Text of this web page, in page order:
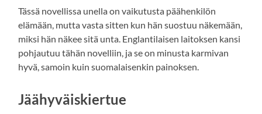
Tässä novellissa unella on vaikutusta päähenkilön
elämään, mutta vasta sitten kun hän suostuu näkemään,
miksi hän näkee sitä unta. Englantilaisen laitoksen kansi
pohjautuu tähän novelliin, ja se on minusta karmivan
hyvä, samoin kuin suomalaisenkin painoksen.
Jäähyväiskiertue